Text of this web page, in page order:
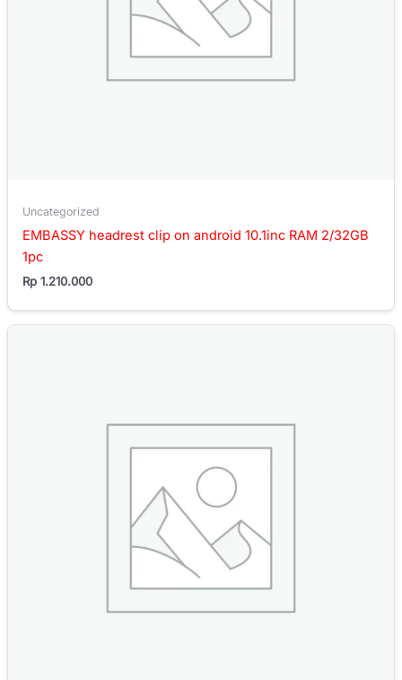
Uncategorized
EMBASSY headrest clip on android 10.1inc RAM 2/32GB
1pc
Rp 1.210.000